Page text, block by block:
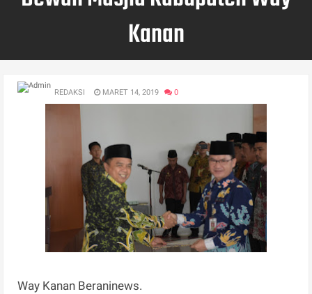
Kanan
REDAKSI MARET 14, 2019 0
Way Kanan Beraninews.